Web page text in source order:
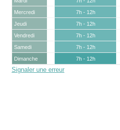
Mercredi
7h - 12h
Jeudi
7h - 12h
Vendredi
7h - 12h
Samedi
7h - 12h
Dimanche
7h - 12h
Signaler une erreur